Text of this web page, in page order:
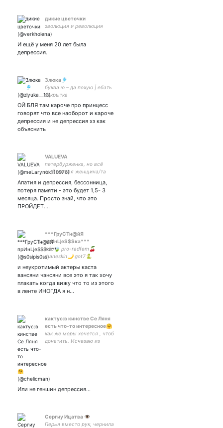
дикие цветочки
эволюция и революция
И ещё у меня 20 лет была
депрессия.
Злюка🎐
буква ю – да похую | ебать
закрытка
ОЙ БЛЯ там кароче про принцесс
говорят что все наоборот и кароче
депрессия и не депрессия хз как
объяснить
VALUEVA
петербурженка, но всё
ещё южная женщина/та
доцент-кандидат наук/
заглядывание в души/
троллинг ситуациями/
лёгкость бытия
Апатия и депрессия, бессонница,
потеря памяти - это будет 1,5- 3
месяца. Просто знай, что это
ПРОЙДЕТ.…
***ГруСТн@йЯ
прИнЦе$$$ка***
infp🍃 pro-radfem🍒
maneskin🌙 got7🐍
и неукротимый актеры каста
вансяни чэнсяни все это я так хочу
плакать когда вижу что то из этого
в ленте ИНОГДА я н…
кактус:в кинстве Се Ляня
есть что-то интересное🤗
как же моры хочется , чтоб
донатить. Исчезаю из
Или не геншин депрессия...
Сергиу Ицатва 👁
Перья вместо рук, чернила